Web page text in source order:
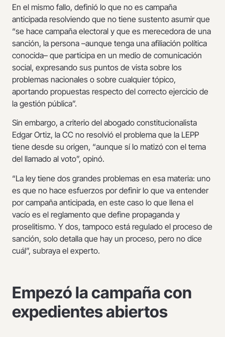
En el mismo fallo, definió lo que no es campaña
anticipada resolviendo que no tiene sustento asumir que
“se hace campaña electoral y que es merecedora de una
sanción, la persona –aunque tenga una afiliación política
conocida– que participa en un medio de comunicación
social, expresando sus puntos de vista sobre los
problemas nacionales o sobre cualquier tópico,
aportando propuestas respecto del correcto ejercicio de
la gestión pública”.
Sin embargo, a criterio del abogado constitucionalista
Edgar Ortiz, la CC no resolvió el problema que la LEPP
tiene desde su origen, “aunque sí lo matizó con el tema
del llamado al voto”, opinó.
“La ley tiene dos grandes problemas en esa materia: uno
es que no hace esfuerzos por definir lo que va entender
por campaña anticipada, en este caso lo que llena el
vacío es el reglamento que define propaganda y
proselitismo. Y dos, tampoco está regulado el proceso de
sanción, solo detalla que hay un proceso, pero no dice
cuál”, subraya el experto.
Empezó la campaña con
expedientes abiertos